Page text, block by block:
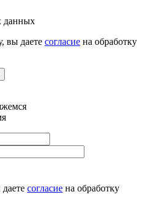
данных
вы даете согласие на обработку
согласие на обработку